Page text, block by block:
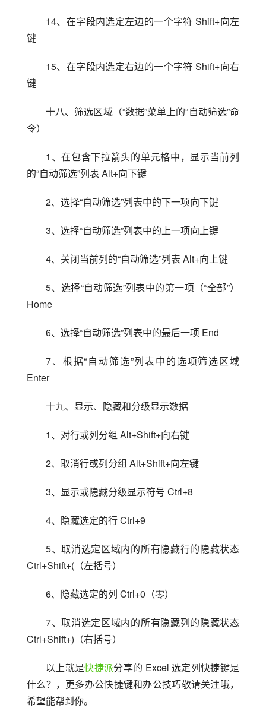
14、在字段内选定左边的一个字符 Shift+向左
键
15、在字段内选定右边的一个字符 Shift+向右
键
十八、筛选区域（“数据”菜单上的“自动筛选”命
令）
1、在包含下拉箭头的单元格中，显示当前列
的“自动筛选”列表 Alt+向下键
2、选择“自动筛选”列表中的下一项向下键
3、选择“自动筛选”列表中的上一项向上键
4、关闭当前列的“自动筛选”列表 Alt+向上键
5、选择“自动筛选”列表中的第一项（“全部”）
Home
6、选择“自动筛选”列表中的最后一项 End
7、根据“自动筛选”列表中的选项筛选区域
Enter
十九、显示、隐藏和分级显示数据
1、对行或列分组 Alt+Shift+向右键
2、取消行或列分组 Alt+Shift+向左键
3、显示或隐藏分级显示符号 Ctrl+8
4、隐藏选定的行 Ctrl+9
5、取消选定区域内的所有隐藏行的隐藏状态
Ctrl+Shift+(（左括号）
6、隐藏选定的列 Ctrl+0（零）
7、取消选定区域内的所有隐藏列的隐藏状态
Ctrl+Shift+)（右括号）
以上就是快捷派分享的 Excel 选定列快捷键是
什么？，更多办公快捷键和办公技巧敬请关注哦，
希望能帮到你。